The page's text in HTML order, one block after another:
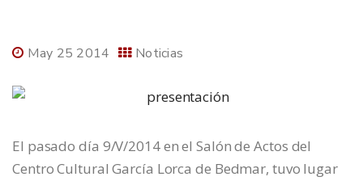
May 25 2014 Noticias
El pasado día 9/V/2014 en el Salón de Actos del
Centro Cultural García Lorca de Bedmar, tuvo lugar